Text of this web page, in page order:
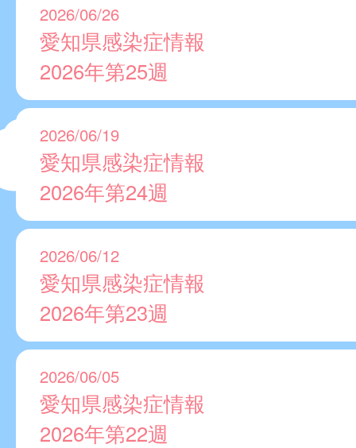
2026/06/26
愛知県感染症情報
2026年第25週
2026/06/19
愛知県感染症情報
2026年第24週
2026/06/12
愛知県感染症情報
2026年第23週
2026/06/05
愛知県感染症情報
2026年第22週